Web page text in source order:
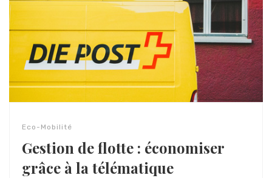
Eco-Mobilité
Gestion de flotte : économiser
grâce à la télématique